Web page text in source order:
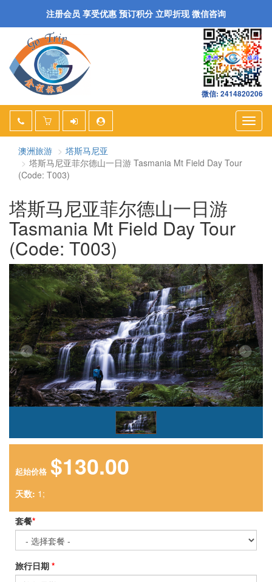
注册会员 享受优惠 预订积分 立即折现 微信咨询
微信: 2414820206
澳洲旅游
塔斯马尼亚
塔斯马尼亚菲尔德山一日游 Tasmania Mt Field Day Tour
(Code: T003)
塔斯马尼亚菲尔德山一日游
Tasmania Mt Field Day Tour
(Code: T003)
起始价格 $130.00
天数: 1;
套餐*
旅行日期 *